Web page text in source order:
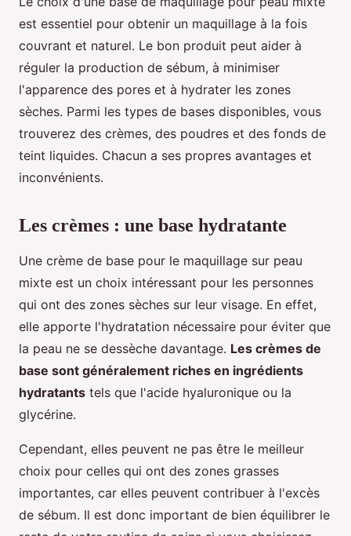
est essentiel pour obtenir un maquillage à la fois
couvrant et naturel. Le bon produit peut aider à
réguler la production de sébum, à minimiser
l'apparence des pores et à hydrater les zones
sèches. Parmi les types de bases disponibles, vous
trouverez des crèmes, des poudres et des fonds de
teint liquides. Chacun a ses propres avantages et
inconvénients.
Les crèmes : une base hydratante
Une crème de base pour le maquillage sur peau
mixte est un choix intéressant pour les personnes
qui ont des zones sèches sur leur visage. En effet,
elle apporte l'hydratation nécessaire pour éviter que
la peau ne se dessèche davantage. Les crèmes de
base sont généralement riches en ingrédients
hydratants tels que l'acide hyaluronique ou la
glycérine.
Cependant, elles peuvent ne pas être le meilleur
choix pour celles qui ont des zones grasses
importantes, car elles peuvent contribuer à l'excès
de sébum. Il est donc important de bien équilibrer le